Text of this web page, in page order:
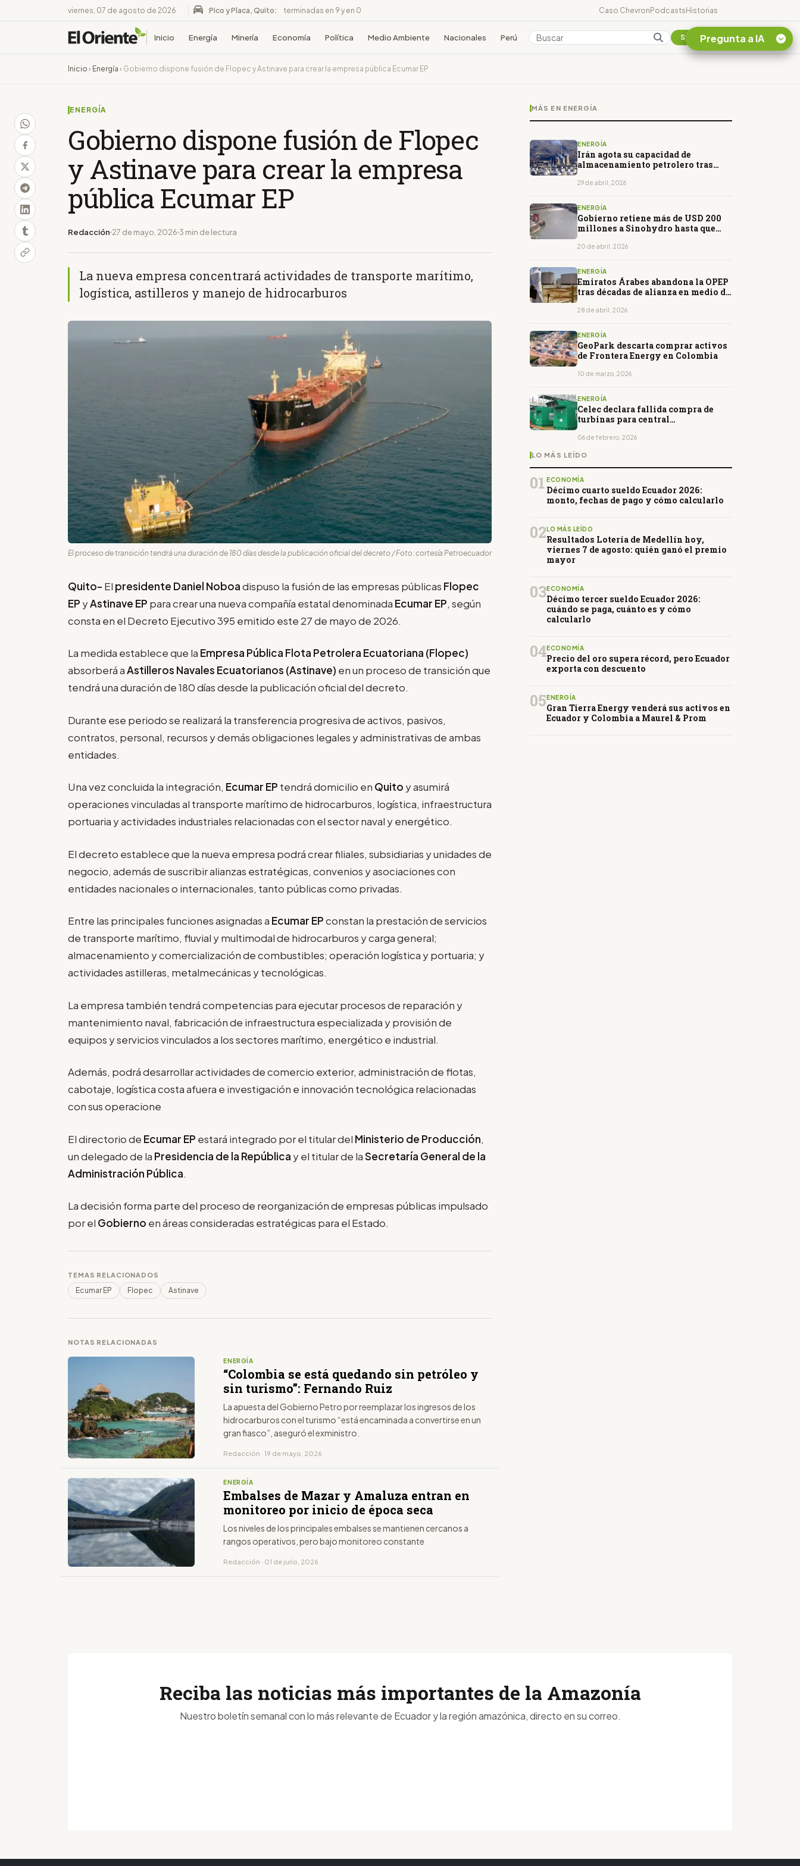
viernes, 07 de agosto de 2026 Pico y Placa, Quito: terminadas en 9 y en 0 Caso ChevronPodcastsHistorias
Inicio Energía Minería Economía Política Medio Ambiente Nacionales Perú Colombia Suscribirse
Inicio › Energía › Gobierno dispone fusión de Flopec y Astinave para crear la empresa pública Ecumar EP
ENERGÍA
Gobierno dispone fusión de Flopec
y Astinave para crear la empresa
pública Ecumar EP
Redacción 27 de mayo, 2026 3 min de lectura
La nueva empresa concentrará actividades de transporte marítimo,
logística, astilleros y manejo de hidrocarburos
El proceso de transición tendrá una duración de 180 días desde la publicación oficial del decreto / Foto: cortesía Petroecuador
Quito- El presidente Daniel Noboadispuso la fusión de las empresas públicas Flopec
EP yAstinave EP para crear una nueva compañía estatal denominada Ecumar EP, según
consta en el Decreto Ejecutivo 395 emitido este 27 de mayo de 2026.
La medida establece que la Empresa Pública Flota Petrolera Ecuatoriana (Flopec)
absorberá aAstilleros Navales Ecuatorianos (Astinave) en un proceso de transición que
tendrá una duración de 180 días desde la publicación oficial del decreto.
Durante ese periodo se realizará la transferencia progresiva de activos, pasivos,
contratos, personal, recursos y demás obligaciones legales y administrativas de ambas
entidades.
Una vez concluida la integración, Ecumar EP tendrá domicilio en Quito y asumirá
operaciones vinculadas al transporte marítimo de hidrocarburos, logística, infraestructura
portuaria y actividades industriales relacionadas con el sector naval y energético.
El decreto establece que la nueva empresa podrá crear filiales, subsidiarias y unidades de
negocio, además de suscribir alianzas estratégicas, convenios y asociaciones con
entidades nacionales o internacionales, tanto públicas como privadas.
Entre las principales funciones asignadas a Ecumar EPconstan la prestación de servicios
de transporte marítimo, fluvial y multimodal de hidrocarburos y carga general;
almacenamiento y comercialización de combustibles; operación logística y portuaria; y
actividades astilleras, metalmecánicas y tecnológicas.
La empresa también tendrá competencias para ejecutar procesos de reparación y
mantenimiento naval, fabricación de infraestructura especializada y provisión de
equipos y servicios vinculados a los sectores marítimo, energético e industrial.
Además, podrá desarrollar actividades de comercio exterior, administración de flotas,
cabotaje, logística costa afuera e investigación e innovación tecnológica relacionadas
con sus operacione
El directorio de Ecumar EP estará integrado por el titular del Ministerio de Producción,
un delegado de la Presidencia de la República y el titular de laSecretaría General de la
Administración Pública.
La decisión forma parte del proceso de reorganización de empresas públicas impulsado
por el Gobierno en áreas consideradas estratégicas para el Estado.
TEMAS RELACIONADOS
Ecumar EP Flopec Astinave
NOTAS RELACIONADAS
ENERGÍA
“Colombia se está quedando sin petróleo y
sin turismo”: Fernando Ruiz
La apuesta del Gobierno Petro por reemplazar los ingresos de los
hidrocarburos con el turismo “está encaminada a convertirse en un
gran fiasco”, aseguró el exministro.
Redacción · 19 de mayo, 2026
ENERGÍA
Embalses de Mazar y Amaluza entran en
monitoreo por inicio de época seca
Los niveles de los principales embalses se mantienen cercanos a
rangos operativos, pero bajo monitoreo constante
Redacción · 01 de julio, 2026
MÁS EN ENERGÍA
ENERGÍA
Irán agota su capacidad de
almacenamiento petrolero tras
29 de abril, 2026
ENERGÍA
Gobierno retiene más de USD 200
millones a Sinohydro hasta que
20 de abril, 2026
ENERGÍA
Emiratos Árabes abandona la OPEP
tras décadas de alianza en medio de
28 de abril, 2026
ENERGÍA
GeoPark descarta comprar activos
de Frontera Energy en Colombia
10 de marzo, 2026
ENERGÍA
Celec declara fallida compra de
turbinas para central
06 de febrero, 2026
LO MÁS LEÍDO
01 ECONOMÍA
Décimo cuarto sueldo Ecuador 2026:
monto, fechas de pago y cómo calcularlo
02 LO MÁS LEÍDO
Resultados Lotería de Medellín hoy,
viernes 7 de agosto: quién ganó el premio
mayor
03ECONOMÍA
Décimo tercer sueldo Ecuador 2026:
cuándo se paga, cuánto es y cómo
calcularlo
04ECONOMÍA
Precio del oro supera récord, pero Ecuador
exporta con descuento
05 ENERGÍA
Gran Tierra Energy venderá sus activos en
Ecuador y Colombia a Maurel & Prom
Pregunta a IA
¿En que consiste la
Reciba las noticias más importantes de la Amazonía
Nuestro boletín semanal con lo más relevante de Ecuador y la región amazónica, directo en su correo.